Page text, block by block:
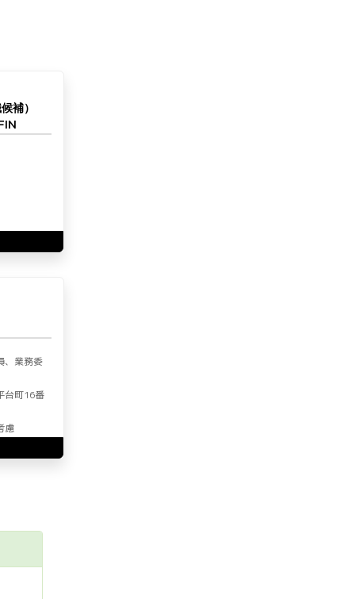
補）
、業務委
台町16番
慮